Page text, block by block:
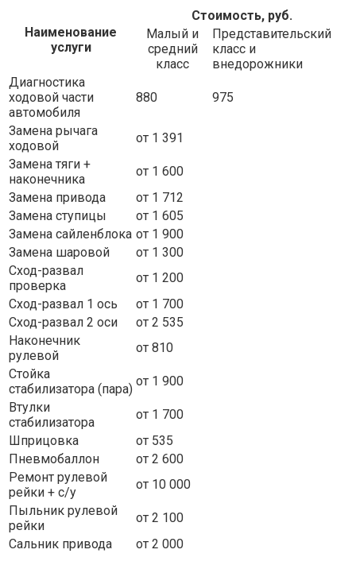
Наименование
услуги
Стоимость, руб.
Малый и
средний
класс
Представительский
класс и
внедорожники
Диагностика
ходовой части
автомобиля
880 975
Замена рычага
ходовой
от 1 391
Замена тяги +
наконечника
от 1 600
Замена привода
от 1 712
Замена ступицы
от 1 605
Замена сайленблока от 1 900
Замена шаровой
от 1 300
Сход-развал
проверка
от 1 200
Сход-развал 1 ось
от 1 700
Сход-развал 2 оси
от 2 535
Наконечник
рулевой
от 810
Стойка
стабилизатора (пара)
от 1 900
Втулки
стабилизатора
от 1 700
Шприцовка
от 535
Пневмобаллон
от 2 600
Ремонт рулевой
рейки + с/у
от 10 000
Пыльник рулевой
рейки
от 2 100
Сальник привода
от 2 000